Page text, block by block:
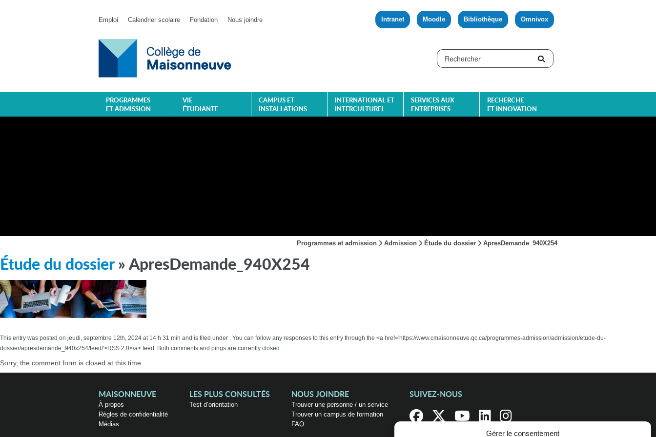
Gérer le consentement
Emploi Calendrier scolaire Fondation Nous joindre Intranet Moodle Bibliothèque Omnivox
PROGRAMMES
ET ADMISSION
VIE
ÉTUDIANTE
CAMPUS ET
INSTALLATIONS
INTERNATIONAL ET
INTERCULTUREL
SERVICES AUX
ENTREPRISES
RECHERCHE
ET INNOVATION
Programmes et admission Admission Étude du dossier ApresDemande_940X254
Étude du dossier» ApresDemande_940X254
This entry was posted on jeudi, septembre 12th, 2024 at 14 h 31 min and is filed under . You can follow any responses to this entry through the <a href='https://www.cmaisonneuve.qc.ca/programmes-admission/admission/etude-du-
dossier/apresdemande_940x254/feed/'>RSS 2.0</a> feed. Both comments and pings are currently closed.
Sorry, the comment form is closed at this time.
MAISONNEUVE
À propos
Règles de confidentialité
Médias
LES PLUS CONSULTÉS
Test d’orientation
NOUS JOINDRE
Trouver une personne / un service
Trouver un campus de formation
FAQ
SUIVEZ-NOUS